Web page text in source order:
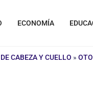
ECONOMÍA
CABEZA Y CUELLO »